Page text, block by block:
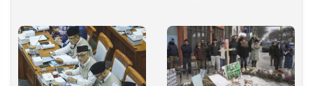
di Objek Vital